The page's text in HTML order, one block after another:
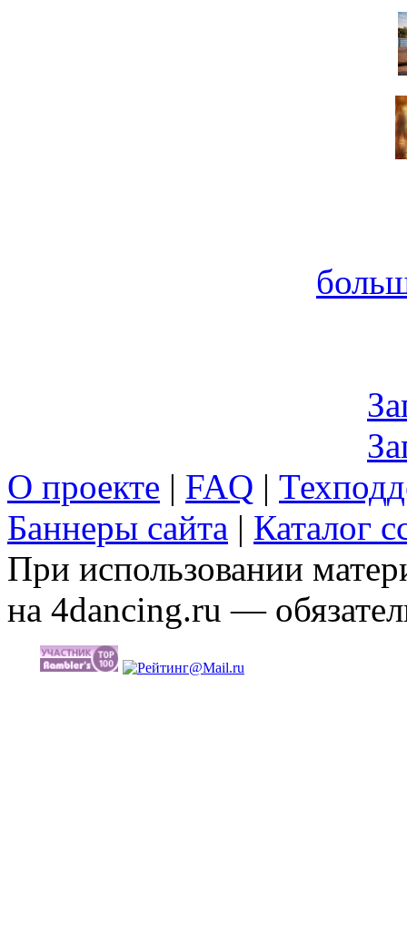
О проекте | FAQ |
Баннеры сайта | Каталог
При использовании
на 4dancing.ru —